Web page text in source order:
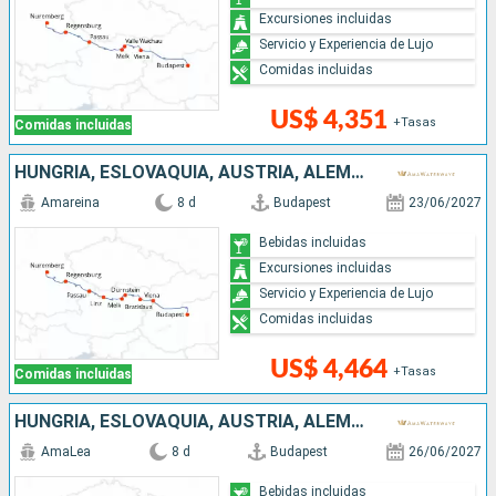
Comidas incluidas US$ 4,351 +Tasas
Excursiones incluidas
Servicio y Experiencia de Lujo
Comidas incluidas
HUNGRÍA, ESLOVAQUIA, AUSTRIA, ALEMANIA
Comidas incluidas
Amareina 8 d Budapest 23/06/2027
US$ 4,464 +Tasas
Bebidas incluidas
Excursiones incluidas
Servicio y Experiencia de Lujo
Comidas incluidas
HUNGRÍA, ESLOVAQUIA, AUSTRIA, ALEMANIA
AmaLea 8 d Budapest 26/06/2027
Bebidas incluidas